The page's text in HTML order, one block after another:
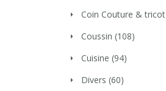
Coin Couture & tricot
Coussin (108)
Cuisine (94)
Divers (60)